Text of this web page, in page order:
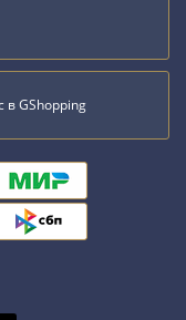
в GShopping